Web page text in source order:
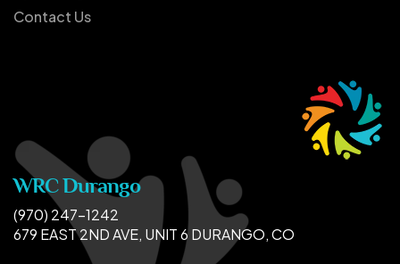
Contact Us
WRC Durango
(970) 247-1242
679 EAST 2ND AVE, UNIT 6 DURANGO, CO